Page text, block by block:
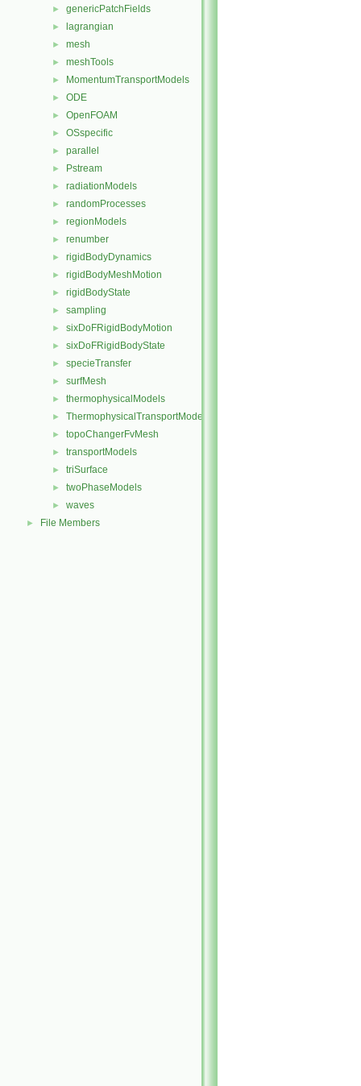
► genericPatchFields
► lagrangian
► mesh
► meshTools
► MomentumTransportModels
► ODE
► OpenFOAM
► OSspecific
► parallel
► Pstream
► radiationModels
► randomProcesses
► regionModels
► renumber
► rigidBodyDynamics
► rigidBodyMeshMotion
► rigidBodyState
► sampling
► sixDoFRigidBodyMotion
► sixDoFRigidBodyState
► specieTransfer
► surfMesh
► thermophysicalModels
► ThermophysicalTransportModels
► topoChangerFvMesh
► transportModels
► triSurface
► twoPhaseModels
► waves
► File Members